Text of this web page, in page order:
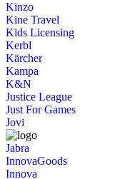
Kinzo
Kine Travel
Kids Licensing
Kerbl
Kärcher
Kampa
K&N
Justice League
Just For Games
Jovi
Jabra
InnovaGoods
Innova